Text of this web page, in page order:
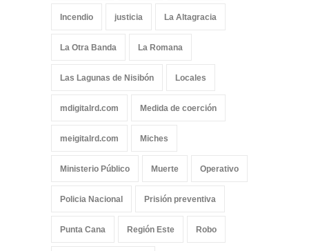
Incendio justicia La Altagracia
La Otra Banda La Romana
Las Lagunas de Nisibón Locales
mdigitalrd.com Medida de coerción
meigitalrd.com Miches
Ministerio Público Muerte Operativo
Policia Nacional Prisión preventiva
Punta Cana Región Este Robo